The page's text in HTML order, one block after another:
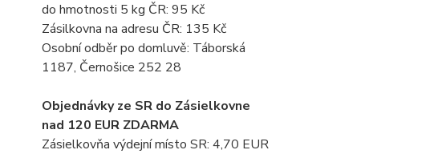
do hmotnosti 5 kg ČR: 95 Kč
Zásilkovna na adresu ČR: 135 Kč
Osobní odběr po domluvě: Táborská
1187, Černošice 252 28
Objednávky ze SR do Zásielkovne
nad 120 EUR ZDARMA
Zásielkovňa výdejní místo SR: 4,70 EUR